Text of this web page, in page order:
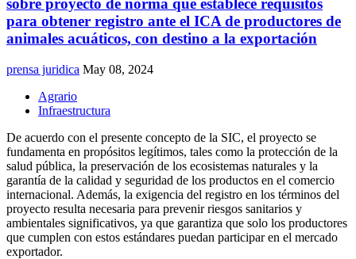
sobre proyecto de norma que establece requisitos
para obtener registro ante el ICA de productores de
animales acuáticos, con destino a la exportación
prensa juridica May 08, 2024
Agrario
Infraestructura
De acuerdo con el presente concepto de la SIC, el proyecto se
fundamenta en propósitos legítimos, tales como la protección de la
salud pública, la preservación de los ecosistemas naturales y la
garantía de la calidad y seguridad de los productos en el comercio
internacional. Además, la exigencia del registro en los términos del
proyecto resulta necesaria para prevenir riesgos sanitarios y
ambientales significativos, ya que garantiza que solo los productores
que cumplen con estos estándares puedan participar en el mercado
exportador.